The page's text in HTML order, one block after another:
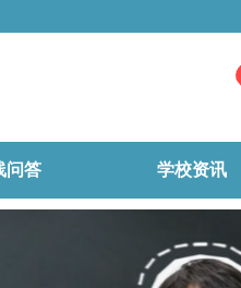
问答 学校资讯